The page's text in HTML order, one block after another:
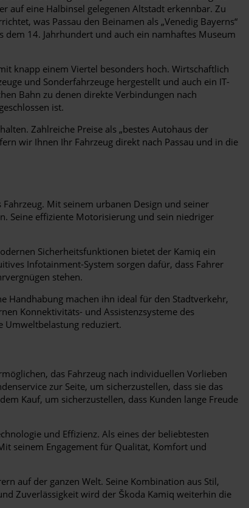
auf eine Halbinsel gelegenen Altstadt erkennbar. Zu
was Passau den Beinamen als „Venedig Bayerns“
dem 14. Jahrhundert und auch ein namhaftes Museum
knapp einem Viertel besonders hoch. Wirtschaftlich
und Sonderfahrzeuge hergestellt und auch ein IT-
Bahn zu denen direkte Verbindungen nach
ist.
Zahlreiche Preise als „bestes Autohaus der
wir Ihnen Ihr Fahrzeug direkt nach Passau und in die
Mit seinem urbanen Design und seiner
Seine effiziente Motorisierung und sein niedriger
Sicherheitsfunktionen bietet der Kamiq ein
Infotainment-System sorgen dafür, dass Fahrer
stehen.
Handhabung machen ihn ideal für den Stadtverkehr,
Konnektivitäts- und Assistenzsysteme des
Umweltbelastung reduziert.
das Fahrzeug nach individuellen Vorlieben
zur Seite, um sicherzustellen, dass sie das
Kauf, um sicherzustellen, dass Kunden lange Freude
und Effizienz. Als eines der beliebtesten
seinem Engagement für Qualität, Komfort und
auf der ganzen Welt. Seine Kombination aus Stil,
Zuverlässigkeit wird der Škoda Kamiq weiterhin die